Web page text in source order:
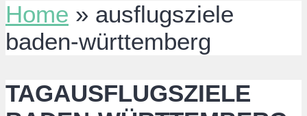
Home » ausflugsziele
baden-württemberg
TAGAUSFLUGSZIELE